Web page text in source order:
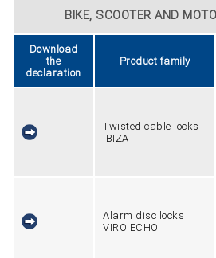
BIKE, SCOOTER AND
Download
the
declaration
Product family
Twisted cable locks
IBIZA
Alarm disc locks
VIRO ECHO